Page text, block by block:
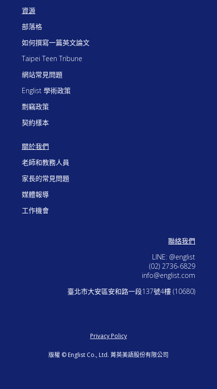
資源
部落格
如何撰寫一篇英文論文
Taipei Teen Tribune
網站常見問題
Englist 學術政策
剽竊政策
契約樣本
關於我們
老師和教務人員
家長的常見問題
媒體報導
工作機會
聯絡我們
LINE: @englist
(02) 2736-6829
info@englist.com
臺北市大安區安和路一段137號4樓 (10680)
Privacy Policy
版權 © Englist Co., Ltd. 菁英美語股份有限公司